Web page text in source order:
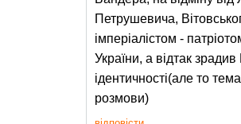
Петрушевича,
імперіалістом -
України, а відтак зрадив
ідентичності(але то
розмови)